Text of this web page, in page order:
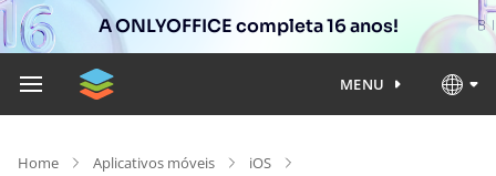
A ONLYOFFICE completa 16 anos!
MENU
Home Aplicativos móveis
iOS